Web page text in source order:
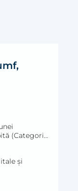
(Categoria
automată a
și